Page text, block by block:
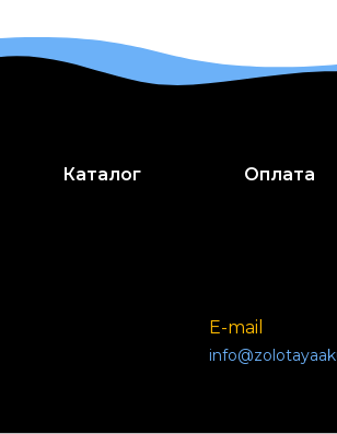
Каталог Оплата
E-mail